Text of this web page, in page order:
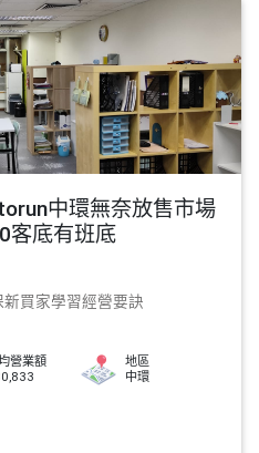
中環無奈放售市場
客底有班底
買家學習經營要訣
營業額
地區
中環